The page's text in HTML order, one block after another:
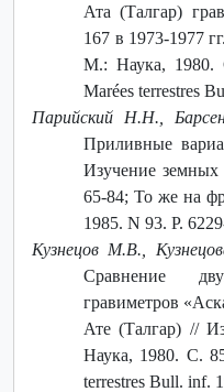
Ата (Талгар)
167 в 1973-1977
М.: Наука, 1980.
Marées terrestres
Парийский Н.Н.,
Приливные
Изучение
65-84; То же на
1985. N 93. P.
Кузнецов М.В.,
Сравнение
гравиметров
Ате (Талгар) //
Наука, 1980. С.
terrestres Bull. inf.